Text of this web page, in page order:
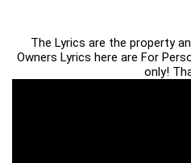
The Lyrics are the property
Owners Lyrics here are For
only!